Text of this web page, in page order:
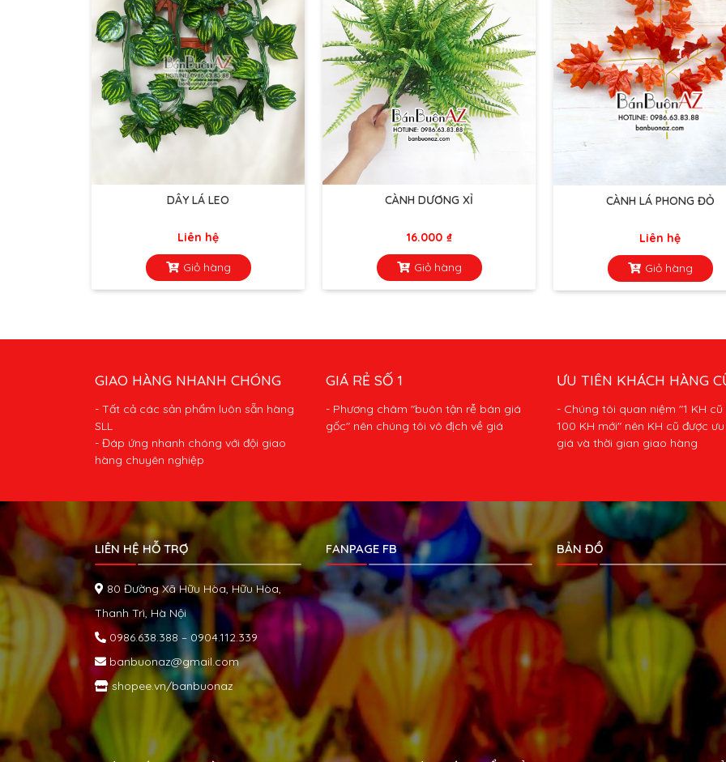
DÂY LÁ LEO
Liên hệ
Giỏ hàng
CÀNH DƯƠNG XỈ
16.000 ₫
Giỏ hàng
CÀNH LÁ PHONG ĐỎ
Liên hệ
Giỏ hàng
GIAO HÀNG NHANH CHÓNG
- Tất cả các sản phẩm luôn sẵn hàng
SLL
- Đáp ứng nhanh chóng với đội giao
hàng chuyên nghiệp
GIÁ RẺ SỐ 1
- Phương châm "buôn tận rễ bán giá
gốc" nên chúng tôi vô địch về giá
ƯU TIÊN KHÁCH HÀNG
- Chúng tôi quan niệm "1 KH
100 KH mới" nên KH cũ được
giá và thời gian giao hàng
LIÊN HỆ HỖ TRỢ
80 Đường Xã Hữu Hòa, Hữu Hòa,
Thanh Trì, Hà Nội
0986.638.388 – 0904.112.339
banbuonaz@gmail.com
shopee.vn/banbuonaz
FANPAGE FB BẢN ĐỒ